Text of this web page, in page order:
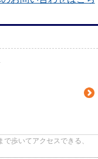
歩いてアクセスできる、